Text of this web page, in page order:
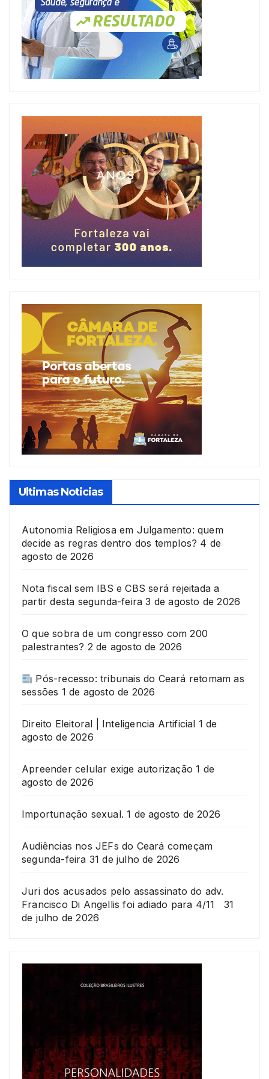
Ultimas Noticias
Autonomia Religiosa em Julgamento: quem
decide as regras dentro dos templos? 4 de
agosto de 2026
Nota fiscal sem IBS e CBS será rejeitada a
partir desta segunda-feira 3 de agosto de 2026
O que sobra de um congresso com 200
palestrantes? 2 de agosto de 2026
Pós-recesso: tribunais do Ceará retomam as
sessões 1 de agosto de 2026
Direito Eleitoral | Inteligencia Artificial 1 de
agosto de 2026
Apreender celular exige autorização 1 de
agosto de 2026
Importunação sexual. 1 de agosto de 2026
Audiências nos JEFs do Ceará começam
segunda-feira 31 de julho de 2026
Juri dos acusados pelo assassinato do adv.
Francisco Di Angellis foi adiado para 4/11
31
de julho de 2026